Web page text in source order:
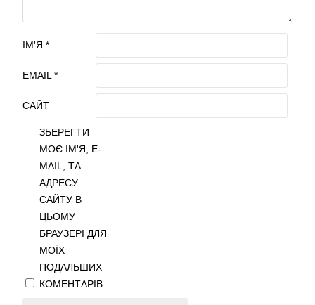
ІМ'Я *
EMAIL *
САЙТ
ЗБЕРЕГТИ
МОЄ ІМ'Я, E-
MAIL, ТА
АДРЕСУ
САЙТУ В
ЦЬОМУ
БРАУЗЕРІ ДЛЯ
МОЇХ
ПОДАЛЬШИХ
КОМЕНТАРІВ.